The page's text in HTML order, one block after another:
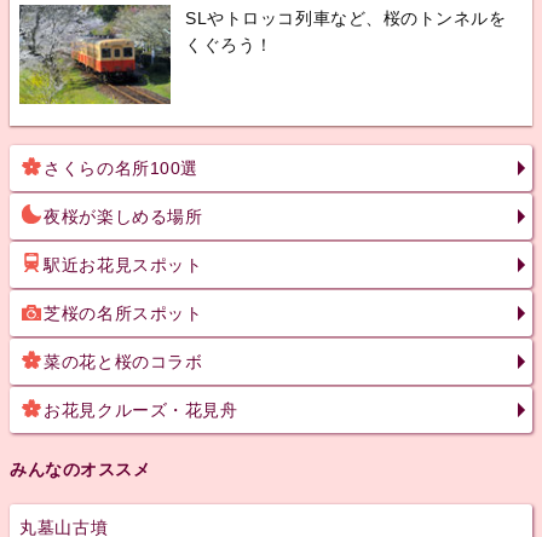
SLやトロッコ列車など、桜のトンネルを
くぐろう！
さくらの名所100選
夜桜が楽しめる場所
駅近お花見スポット
芝桜の名所スポット
菜の花と桜のコラボ
お花見クルーズ・花見舟
みんなのオススメ
丸墓山古墳